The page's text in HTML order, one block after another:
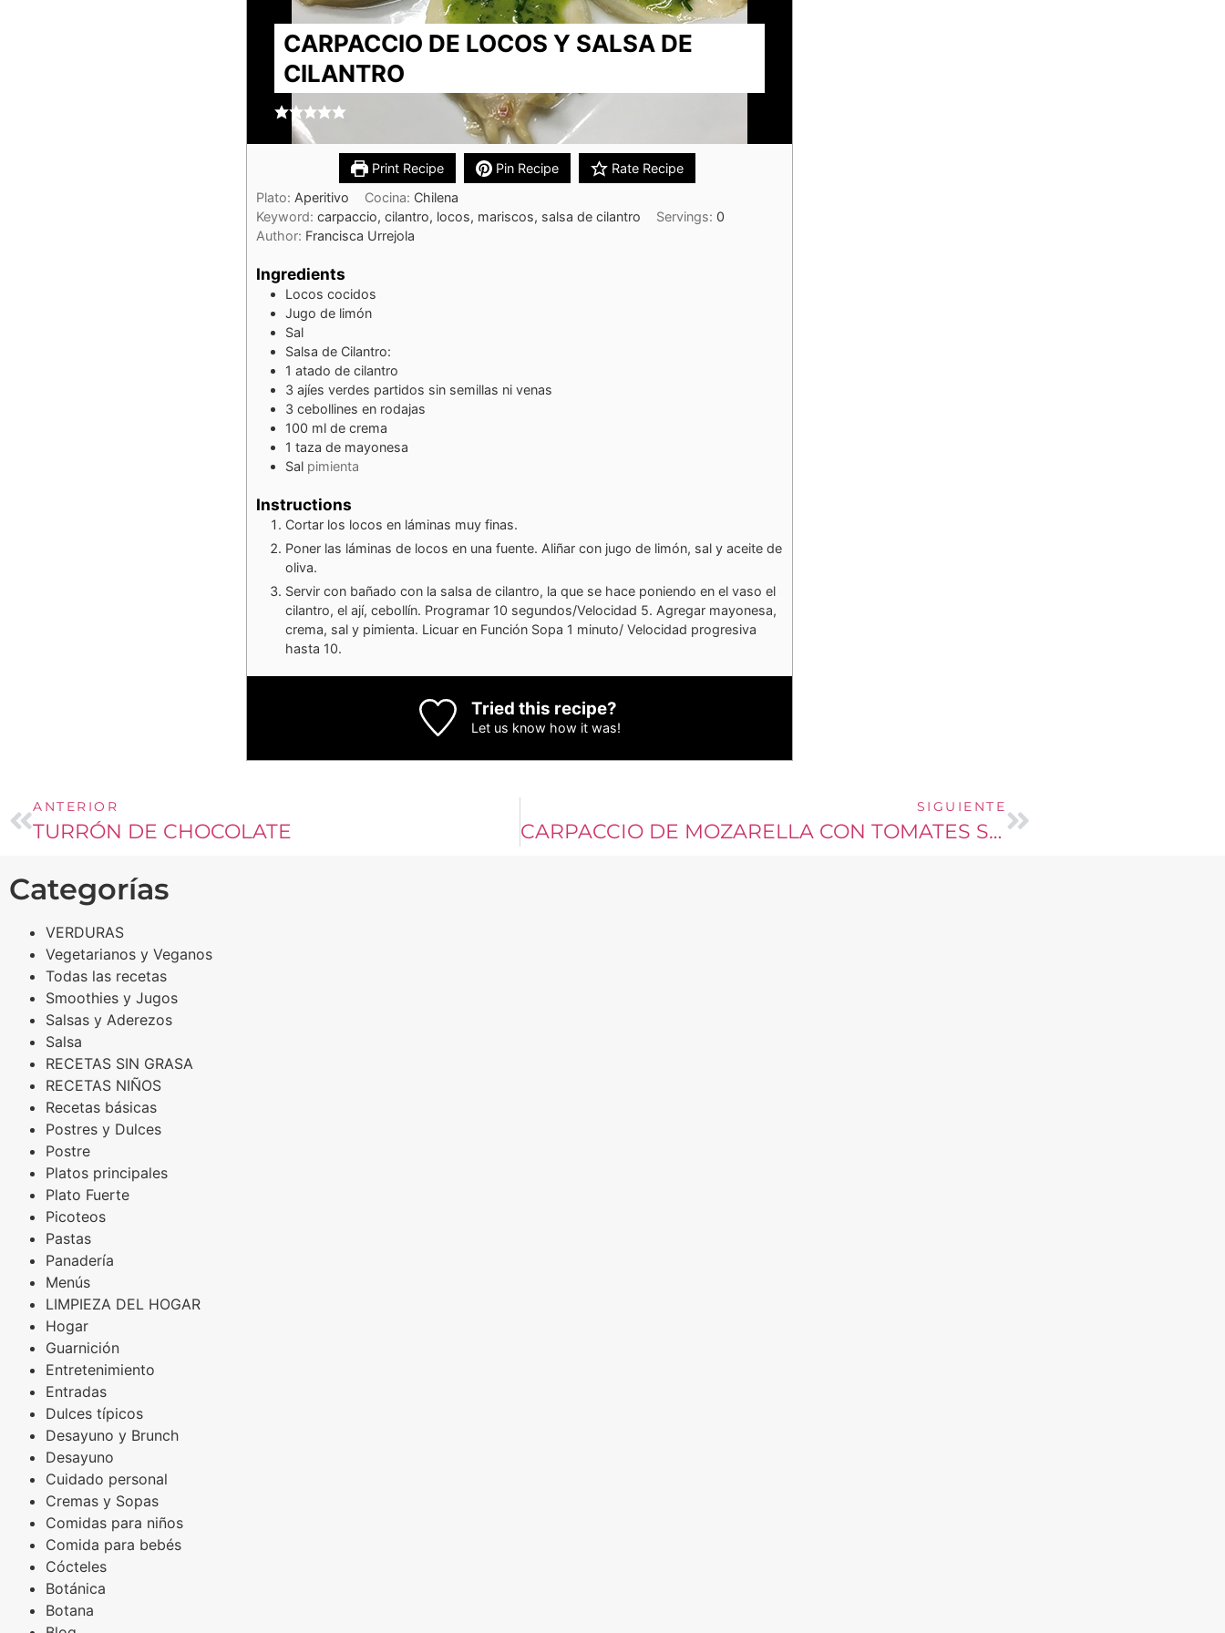
CARPACCIO DE LOCOS Y SALSA DE
CILANTRO
Print Recipe Pin Recipe
Rate Recipe
Plato: Aperitivo Cocina: Chilena
Keyword: carpaccio, cilantro, locos, mariscos, salsa de cilantro Servings:0
Author: Francisca Urrejola
Ingredients
Locos cocidos
Jugo de limón
Sal
Salsa de Cilantro:
1 atado de cilantro
3 ajíes verdes partidos sin semillas ni venas
3 cebollines en rodajas
100 ml de crema
1 taza de mayonesa
Sal pimienta
Instructions
Cortar los locos en láminas muy finas.
Poner las láminas de locos en una fuente. Aliñar con jugo de limón, sal y aceite de
oliva.
Servir con bañado con la salsa de cilantro, la que se hace poniendo en el vaso el
cilantro, el ají, cebollín. Programar 10 segundos/Velocidad 5. Agregar mayonesa,
crema, sal y pimienta. Licuar en Función Sopa 1 minuto/ Velocidad progresiva
hasta 10.
Tried this recipe?
Let us know how it was!
ANTERIOR
TURRÓN DE CHOCOLATE
SIGUIENTE
CARPACCIO DE MOZARELLA CON TOMATES SECOS Y PESTO DE CILANTRO
Categorías
VERDURAS
Vegetarianos y Veganos
Todas las recetas
Smoothies y Jugos
Salsas y Aderezos
Salsa
RECETAS SIN GRASA
RECETAS NIÑOS
Recetas básicas
Postres y Dulces
Postre
Platos principales
Plato Fuerte
Picoteos
Pastas
Panadería
Menús
LIMPIEZA DEL HOGAR
Hogar
Guarnición
Entretenimiento
Entradas
Dulces típicos
Desayuno y Brunch
Desayuno
Cuidado personal
Cremas y Sopas
Comidas para niños
Comida para bebés
Cócteles
Botánica
Botana